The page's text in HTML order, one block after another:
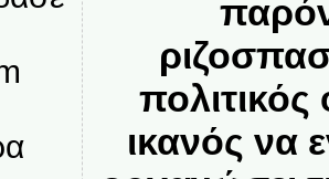
ικανός να